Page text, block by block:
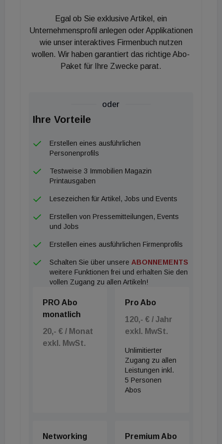
Perspektiven schaffen oder gesellschaftlichen
Mehrwert leisten. Idealerweise kann das
eingereichte Projekt mit dem Spendenerlös des
Immobilienballs vollständig realisiert werden. Für
eine gültige Einreichung müssen die Organisationen
Organisation mit einem nationalen oder
internationalen Herzensprojekt handeln, dessen
Start bzw. Finanzierung nach dem 12. Jänner 2027
liegt. Neben der vollständigen Abdeckung des
Budgets durch die erwartete Spendensumme wird
ein klares, strukturiertes Konzept mit Angaben zum
Leistungsumfang sowie dem geplanten Budget
Ab sofort können Organisationen ihre Bewerbungen
digital an immobilienball@epmedia.at richten,
endet. Weitere Informationen finden Interessierte
www.immobilienball.at/charity . Das
anschließende öffentliche Online-Voting findet vom
28. September bis 30. Oktober 2026 auf der
Website des Immobilienballs statt. Das
Siegerprojekt wird Ende November 2026 bekannt
gegeben und erhält den gesamten Erlös aus den
Egal ob Sie exklusive Artikel, ein
Unternehmensprofil anlegen oder Applikationen
wie unser interaktives Firmenbuch nutzen
wollen. Wir haben garantiert das richtige Abo-
Paket für Ihre Zwecke parat.
oder
Ihre Vorteile
Erstellen eines ausführlichen
Personenprofils
Testweise 3 Immobilien Magazin
Printausgaben
Lesezeichen für Artikel, Jobs und Events
Erstellen von Pressemitteilungen, Events
und Jobs
Erstellen eines ausführlichen Firmenprofils
Schalten Sie über unsere ABONNEMENTS
weitere Funktionen frei und erhalten Sie den
vollen Zugang zu allen Artikeln!
PRO Abo
monatlich
20,- € / Monat
exkl. MwSt.
Pro Abo
120,- € / Jahr
exkl. MwSt.
Unlimitierter
Zugang zu allen
Leistungen inkl.
5 Personen
Abos
Networking
Premium Abo